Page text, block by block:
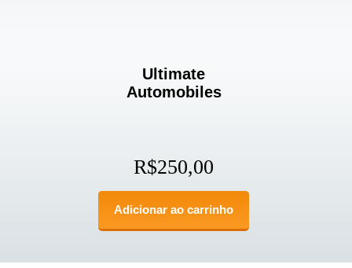
Ultimate
Automobiles
R$250,00
Adicionar ao carrinho